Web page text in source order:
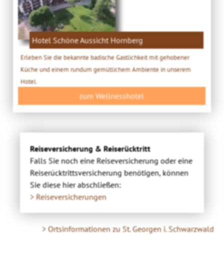
Hotel Schöne Aussicht Hornberg
Erleben Sie die bekannte badische Gastlichkeit mit gehobener
Küche und einem rundum gemütlichem Ambiente in unserem
Hotel.
zum Wellnesshotel
Reiseversicherung & Reiserücktritt
Falls Sie noch eine Reiseversicherung oder eine
Reiserücktrittsversicherung benötigen, können
Sie diese hier abschließen:
> Reiseversicherungen
> Ortsinformationen zu St. Georgen i. Schwarzwald